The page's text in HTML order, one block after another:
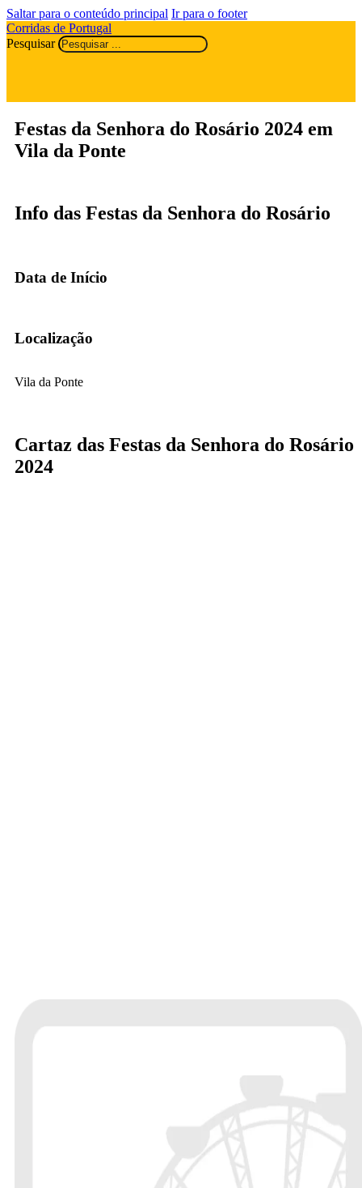
Saltar para o conteúdo principal Ir para o footer
Corridas de Portugal
Pesquisar
Festas da Senhora do Rosário 2024 em
Vila da Ponte
Info das Festas da Senhora do Rosário
Data de Início
Localização
Vila da Ponte
Cartaz das Festas da Senhora do Rosário
2024